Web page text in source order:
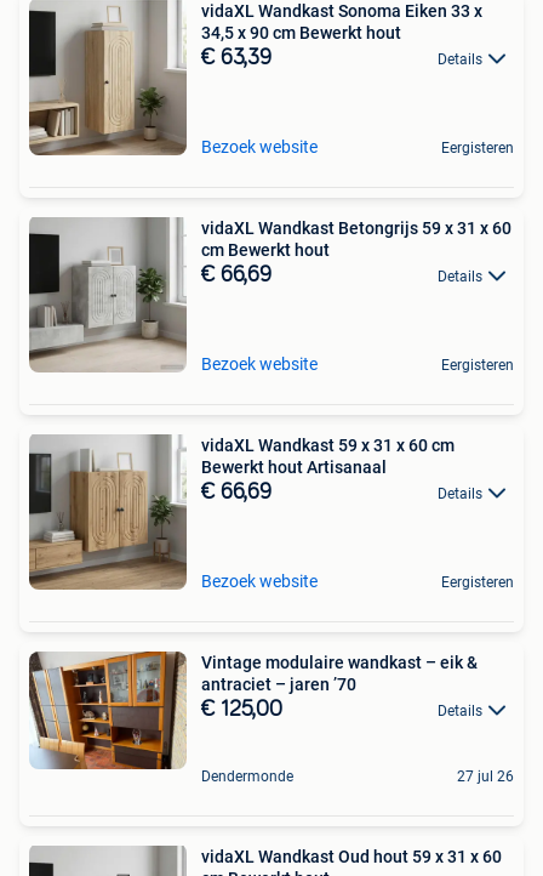
vidaXL Wandkast Sonoma Eiken 33 x
34,5 x 90 cm Bewerkt hout
€ 63,39 Details
Bezoek website Eergisteren
vidaXL Wandkast Betongrijs 59 x 31 x 60
cm Bewerkt hout
€ 66,69 Details
Bezoek website Eergisteren
vidaXL Wandkast 59 x 31 x 60 cm
Bewerkt hout Artisanaal
€ 66,69 Details
Bezoek website Eergisteren
Vintage modulaire wandkast – eik &
antraciet – jaren ’70
€ 125,00 Details
Dendermonde 27 jul 26
vidaXL Wandkast Oud hout 59 x 31 x 60